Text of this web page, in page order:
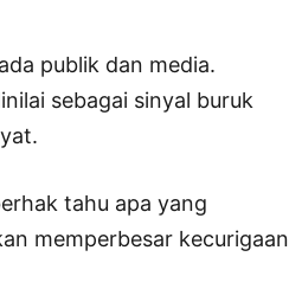
publik dan media.
sebagai sinyal buruk
tahu apa yang
memperbesar kecurigaan